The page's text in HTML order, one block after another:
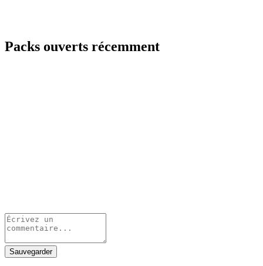
Packs ouverts récemment
Sauvegarder